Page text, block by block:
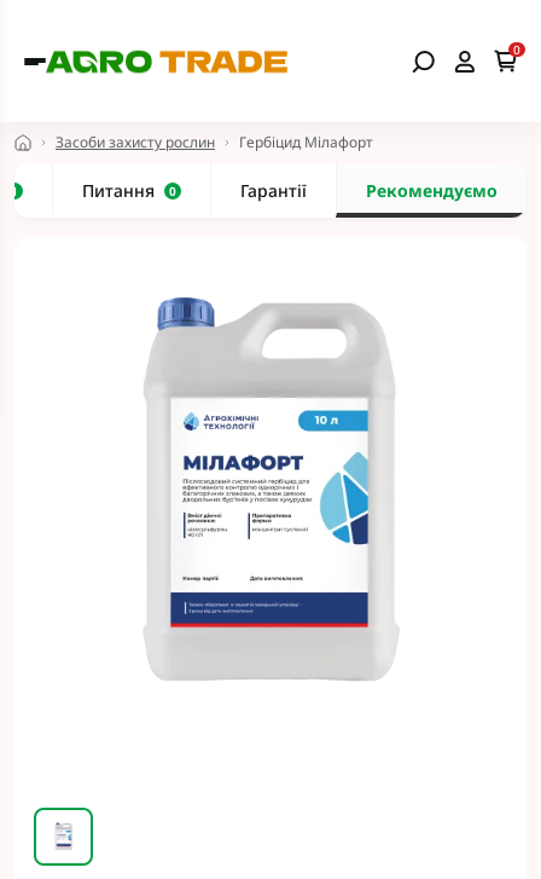
0
Засоби захисту рослин Гербіцид Мілафорт
1 Питання 0 Гарантії Рекомендуємо